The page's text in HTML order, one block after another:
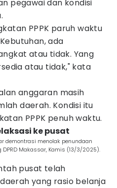
pegawai dan kondisi
PPPK paruh waktu
ada
atau tidak. Yang
atau tidak," kata
anggaran masih
daerah. Kondisi itu
PPPK penuh waktu.
ke pusat
demontrasi menolak penundaan
Makassar, Kamis (13/3/2025).
pusat telah
yang rasio belanja